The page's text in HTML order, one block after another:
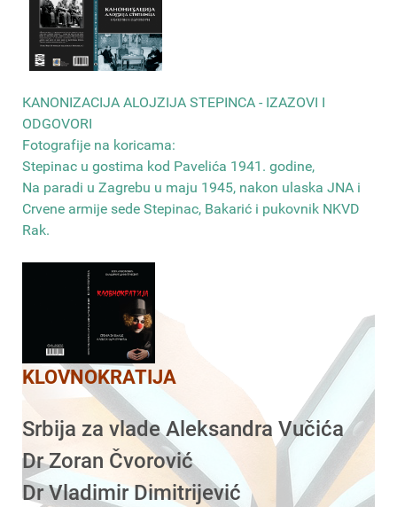
КANONIZACIJA ALOJZIJA STEPINCA - IZAZOVI I
ODGOVORI
Fotografije na koricama:
Stepinac u gostima kod Pavelića 1941. godine,
Na paradi u Zagrebu u maju 1945, nakon ulaska JNA i
Crvene armije sede Stepinac, Bakarić i pukovnik NKVD
Rak.
KLOVNOKRATIJA
Srbija za vlade Aleksandra Vučića
Dr Zoran Čvorović
Dr Vladimir Dimitrijević